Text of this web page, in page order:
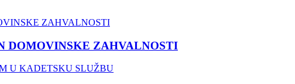
DOMOVINSKE ZAHVALNOSTI